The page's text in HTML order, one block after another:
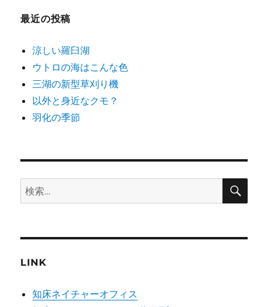
ー
最近の投稿
涼しい羅臼湖
ウトロの海はこんな色
三湖の新型草刈り機
以外と身近なクモ？
羽化の季節
検
索:
検
LINK
知床ネイチャーオフィス